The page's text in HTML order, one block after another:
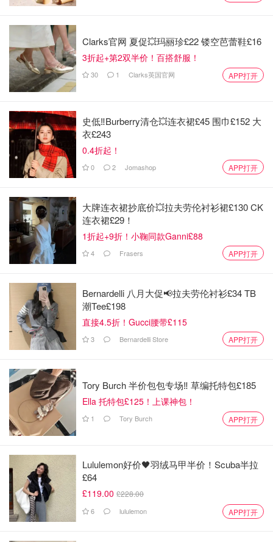
网友纷纷惊呼：“泼天的富贵落在喜茶头上了？Lisa都来打
广告了？”
但随之而来的更多却是质疑：喜茶请得起Lisa？真的假的？
咱们来理一理——
LISA如今的咖位，一个Instagram贴文，开价几十上百万美
元都不是问题。
而喜茶呢？嗯，虽然贵，但……还真不是这个级别的广告
Clarks官网 夏促💥玛丽珍£22 镂空芭蕾鞋£16
3折起+第2双半价！百搭舒服！
30 1 Clarks英国官网 APP打开
史低‼️Burberry清仓💥连衣裙£45 围巾£152 大
衣£243
0.4折起！
0 2 Jomashop APP打开
大牌连衣裙抄底价💥拉夫劳伦衬衫裙£130 CK
连衣裙£29！
1折起+9折！小鞠同款Ganni£88
4 Frasers APP打开
Bernardelli 八月大促📢拉夫劳伦衬衫£34 TB
潮Tee£198
直接4.5折！Gucci腰带£115
3 Bernardelli Store APP打开
Tory Burch 半价包包专场‼️ 草编托特包£185
Ella 托特包£125！上课神包！
1 Tory Burch APP打开
Lululemon好价🖤羽绒马甲半价！Scuba半拉
£64
£119.00 £228.00
6 lululemon APP打开